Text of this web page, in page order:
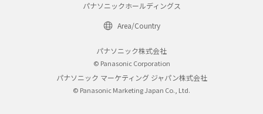
パナソニックホールディングス
Area/Country
パナソニック株式会社
© Panasonic Corporation
パナソニック マーケティング ジャパン株式会社
© Panasonic Marketing Japan Co., Ltd.